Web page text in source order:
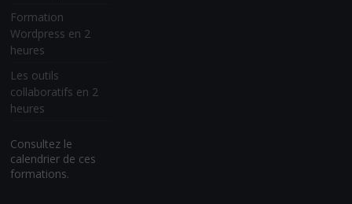
Formation
Wordpress en 2
heures
Les outils
collaboratifs en 2
heures
Consultez le
calendrier de ces
formations.